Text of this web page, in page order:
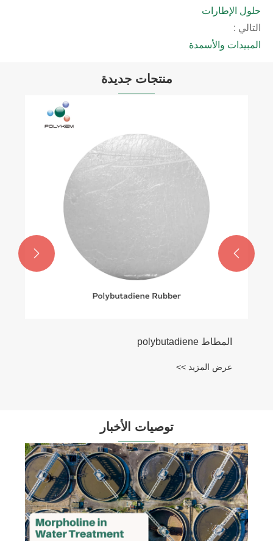
حلول الإطارات
التالي :
المبيدات والأسمدة
منتجات جديدة
المطاط polybutadiene
عرض المزيد >>


توصيات الأخبار